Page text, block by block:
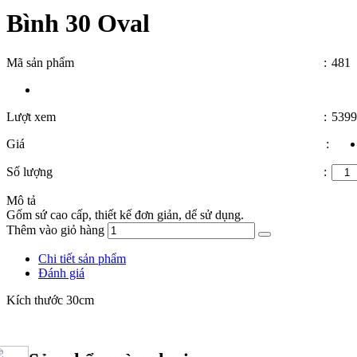
Bình 30 Oval
Mã sản phẩm : 481
Lượt xem : 5399
Giá
:
Số lượng :
Mô tả
Gốm sứ cao cấp, thiết kế đơn giản, dể sử dụng.
Thêm vào giỏ hàng
Chi tiết sản phẩm
Đánh giá
Kích thước 30cm